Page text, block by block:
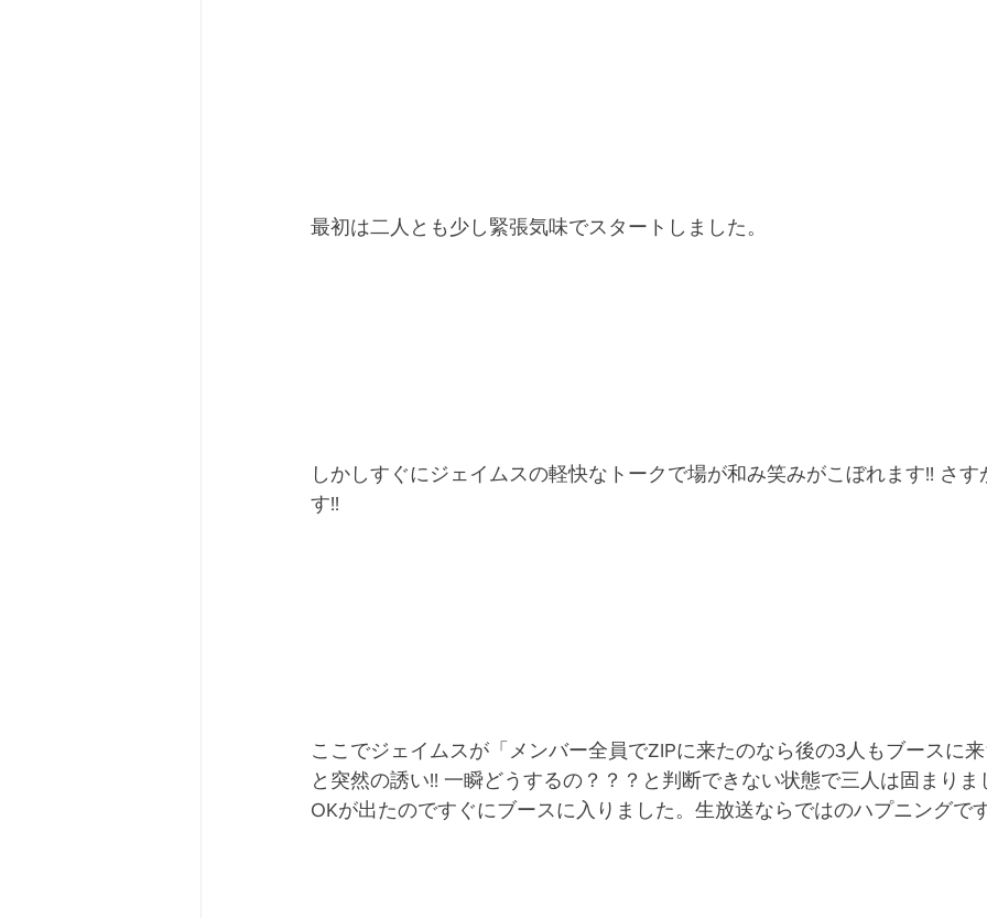
最初は二人とも少し緊張気味でスタートしました。
しかしすぐにジェイムスの軽快なトークで場が和み笑みがこぼれます!! さ
す!!
ここでジェイムスが「メンバー全員でZIPに来たのなら後の3人もブースに来
と突然の誘い!! 一瞬どうするの？？？と判断できない状態で三人は固まりま
OKが出たのですぐにブースに入りました。生放送ならではのハプニングで